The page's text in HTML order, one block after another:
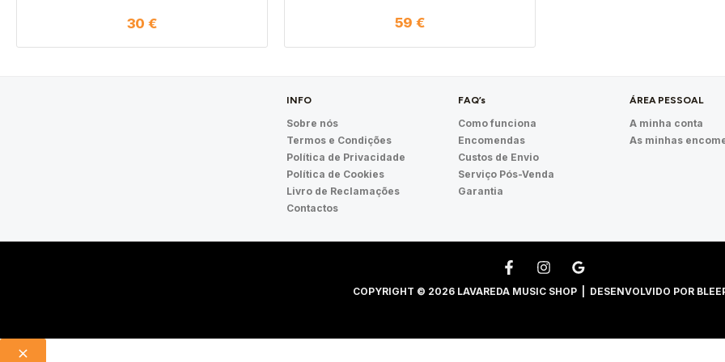
30 € 59 €
INFO
Sobre nós
Termos e Condições
Política de Privacidade
Política de Cookies
Livro de Reclamações
Contactos
FAQ’s
Como funciona
Encomendas
Custos de Envio
Serviço Pós-Venda
Garantia
ÁREA PESSOAL
A minha conta
As minhas
COPYRIGHT © 2026 LAVAREDA MUSIC SHOP | DESENVOLVIDO POR